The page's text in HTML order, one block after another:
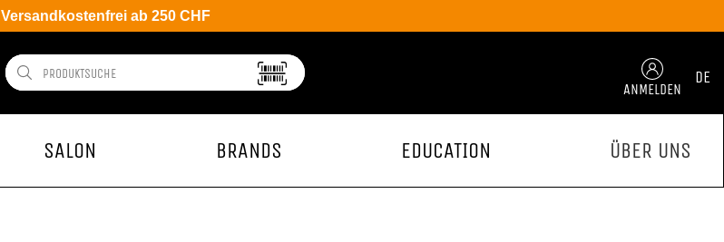
Versandkostenfrei ab 250 CHF
ANMELDEN
DE
SALON BRANDS EDUCATION ÜBER UNS